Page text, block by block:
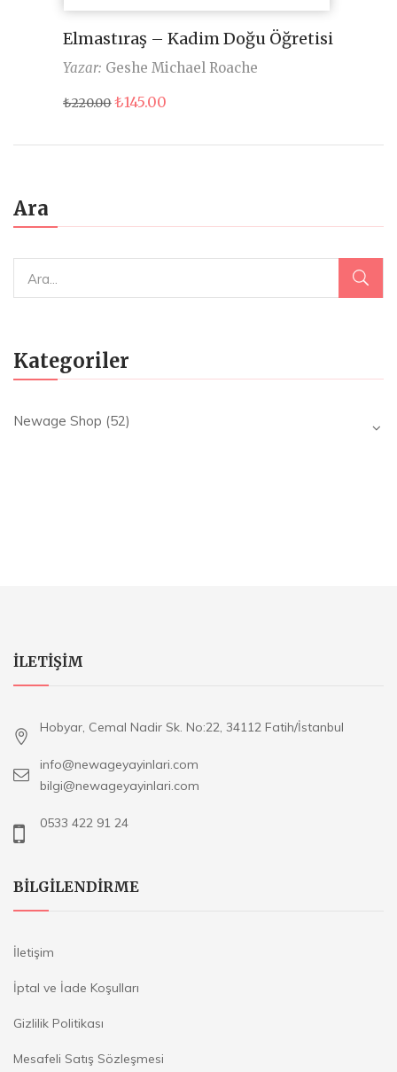
Ara
Kategoriler
Newage Shop (52)
Elmastıraş – Kadim Doğu Öğretisi
Yazar: Geshe Michael Roache
₺220.00Orijinal
₺145.00
₺145.00.
ILETIŞIM
Hobyar, Cemal Nadir Sk. No:22, 34112 Fatih/İstanbul
info@newageyayinlari.com
bilgi@newageyayinlari.com
0533 422 91 24
BILGILENDIRME
İletişim
İptal ve İade Koşulları
Gizlilik Politikası
Mesafeli Satış Sözleşmesi